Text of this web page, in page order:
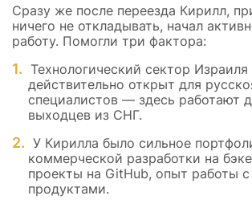
Сразу же после переезда Кирилл,
ничего не откладывать, начал
работу. Помогли три фактора:
Технологический сектор Израиля
действительно открыт для
специалистов — здесь работают
выходцев из СНГ.
У Кирилла было сильное
коммерческой разработки на
проекты на GitHub, опыт работы
продуктами.